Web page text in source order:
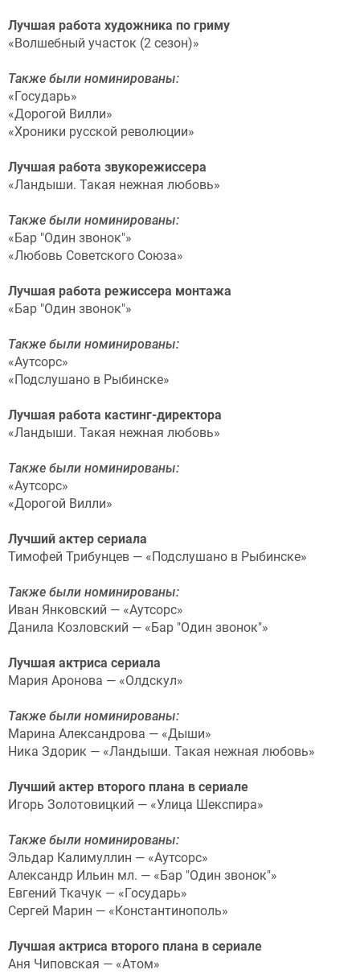
Лучшая работа художника по гриму
«Волшебный участок (2 сезон)»
Также были номинированы:
«Государь»
«Дорогой Вилли»
«Хроники русской революции»
Лучшая работа звукорежиссера
«Ландыши. Такая нежная любовь»
Также были номинированы:
«Бар "Один звонок"»
«Любовь Советского Союза»
Лучшая работа режиссера монтажа
«Бар "Один звонок"»
Также были номинированы:
«Аутсорс»
«Подслушано в Рыбинске»
Лучшая работа кастинг-директора
«Ландыши. Такая нежная любовь»
Также были номинированы:
«Аутсорс»
«Дорогой Вилли»
Лучший актер сериала
Тимофей Трибунцев — «Подслушано в Рыбинске»
Также были номинированы:
Иван Янковский — «Аутсорс»
Данила Козловский — «Бар "Один звонок"»
Лучшая актриса сериала
Мария Аронова — «Олдскул»
Также были номинированы:
Марина Александрова — «Дыши»
Ника Здорик — «Ландыши. Такая нежная любовь»
Лучший актер второго плана в сериале
Игорь Золотовицкий — «Улица Шекспира»
Также были номинированы:
Эльдар Калимуллин — «Аутсорс»
Александр Ильин мл. — «Бар "Один звонок"»
Евгений Ткачук — «Государь»
Сергей Марин — «Константинополь»
Лучшая актриса второго плана в сериале
Аня Чиповская — «Атом»